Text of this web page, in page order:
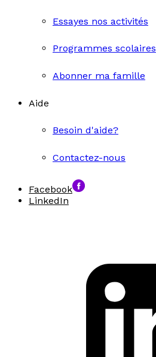
Essayes nos activités
Programmes scolaires
Abonner ma famille
Aide
Besoin d'aide?
Contactez-nous
Facebook
LinkedIn